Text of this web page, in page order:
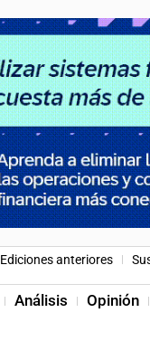
Ediciones anteriores
Análisis Opinión